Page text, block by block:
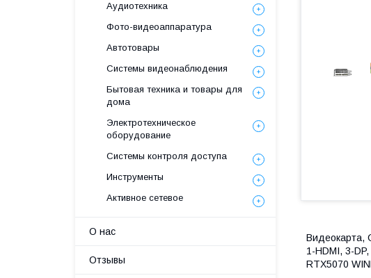
Видеокарта,
1-HDMI, 3-
RTX5070
Аудиотехника
Фото-видеоаппаратура
Автотовары
Системы видеонаблюдения
Бытовая техника и товары для
дома
Электротехническое
оборудование
Системы контроля доступа
Инструменты
Активное сетевое
О нас
Отзывы